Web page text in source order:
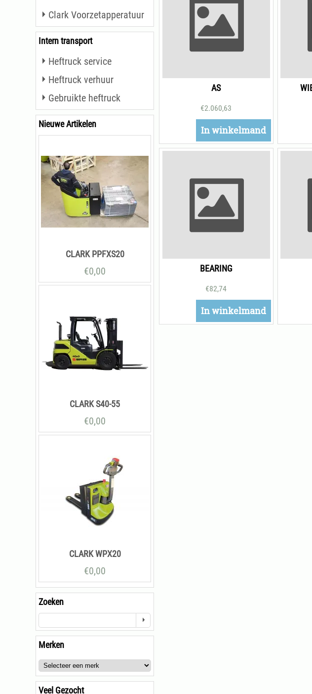
Clark Voorzetapperatuur
Intern transport
Heftruck service
Heftruck verhuur
Gebruikte heftruck
Nieuwe Artikelen
CLARK PPFXS20
€0,00
CLARK S40-55
€0,00
CLARK WPX20
€0,00
Zoeken
Merken
Veel Gezocht
AS
€2.060,63
In winkelmand
BEARING
€82,74
In winkelmand